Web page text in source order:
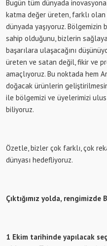
Bugün tüm dünyada
katma değer üreten, farklı olan
dünyada yaşıyoruz.
sahip olduğunu, bizlerin
başarılara ulaşacağını
üreten ve satan değil, fikir ve
amaçlıyoruz. Bu noktada hem
doğacak ürünlerin
ile bölgemizi ve üyelerimizi
biliyoruz.
Özetle, bizler çok farklı, çok
dünyası hedefliyoruz.
Çıktığımız yolda, rengimizde
1 Ekim tarihinde yapılacak